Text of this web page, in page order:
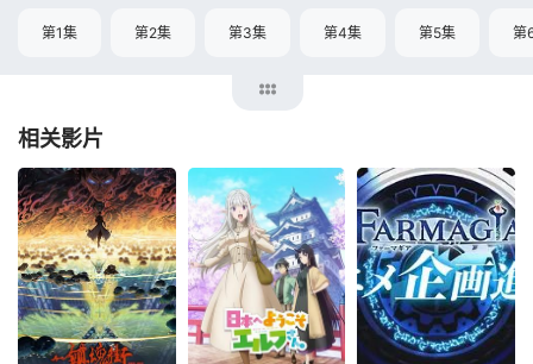
第1集 第2集 第3集 第4集 第5集 第
相关影片